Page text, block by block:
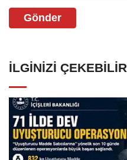
Gönder
İLGINIZI ÇEKEBILIR